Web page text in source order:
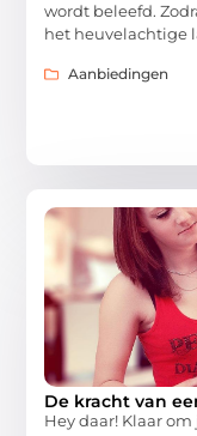
wordt beleefd.
het heuvelachtige
Aanbiedingen
De kracht van
Hey daar! Klaar